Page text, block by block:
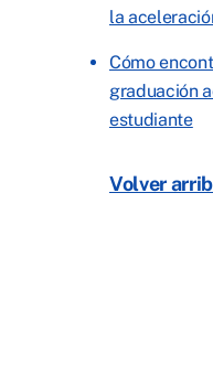
la
Cómo
graduación
estudiante
Volver